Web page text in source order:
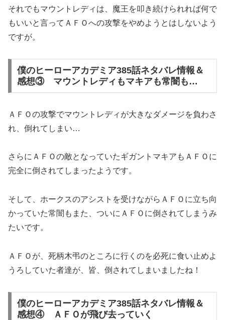
それでもマウントレディは、魔王を叩き続けられれば何で
もいいと言ってＡＦＯへの攻撃をやめようとはしないよう
ですが。
僕のヒーローアカデミア385話ネタバレ情報＆
感想③ マウントレディもマキアも常闇も…
ＡＦＯの攻撃でマウントレディが大きなダメージを負わさ
れ、倒れてしまい…
さらにＡＦＯの敵となっていたギガントマキアもＡＦＯに
完全に倒されてしまったようです。
そして、ホークスのアシストを受けながらＡＦＯに立ち向
かっていた常闇もまた、ついにＡＦＯに倒されてしまうみ
たいです。
ＡＦＯが、死柄木弔のところに行くのを必死に食い止めよ
うろしていた者達が、皆、倒されてしまいましたね！
僕のヒーローアカデミア385話ネタバレ情報＆
感想④ ＡＦＯが飛び去っていく